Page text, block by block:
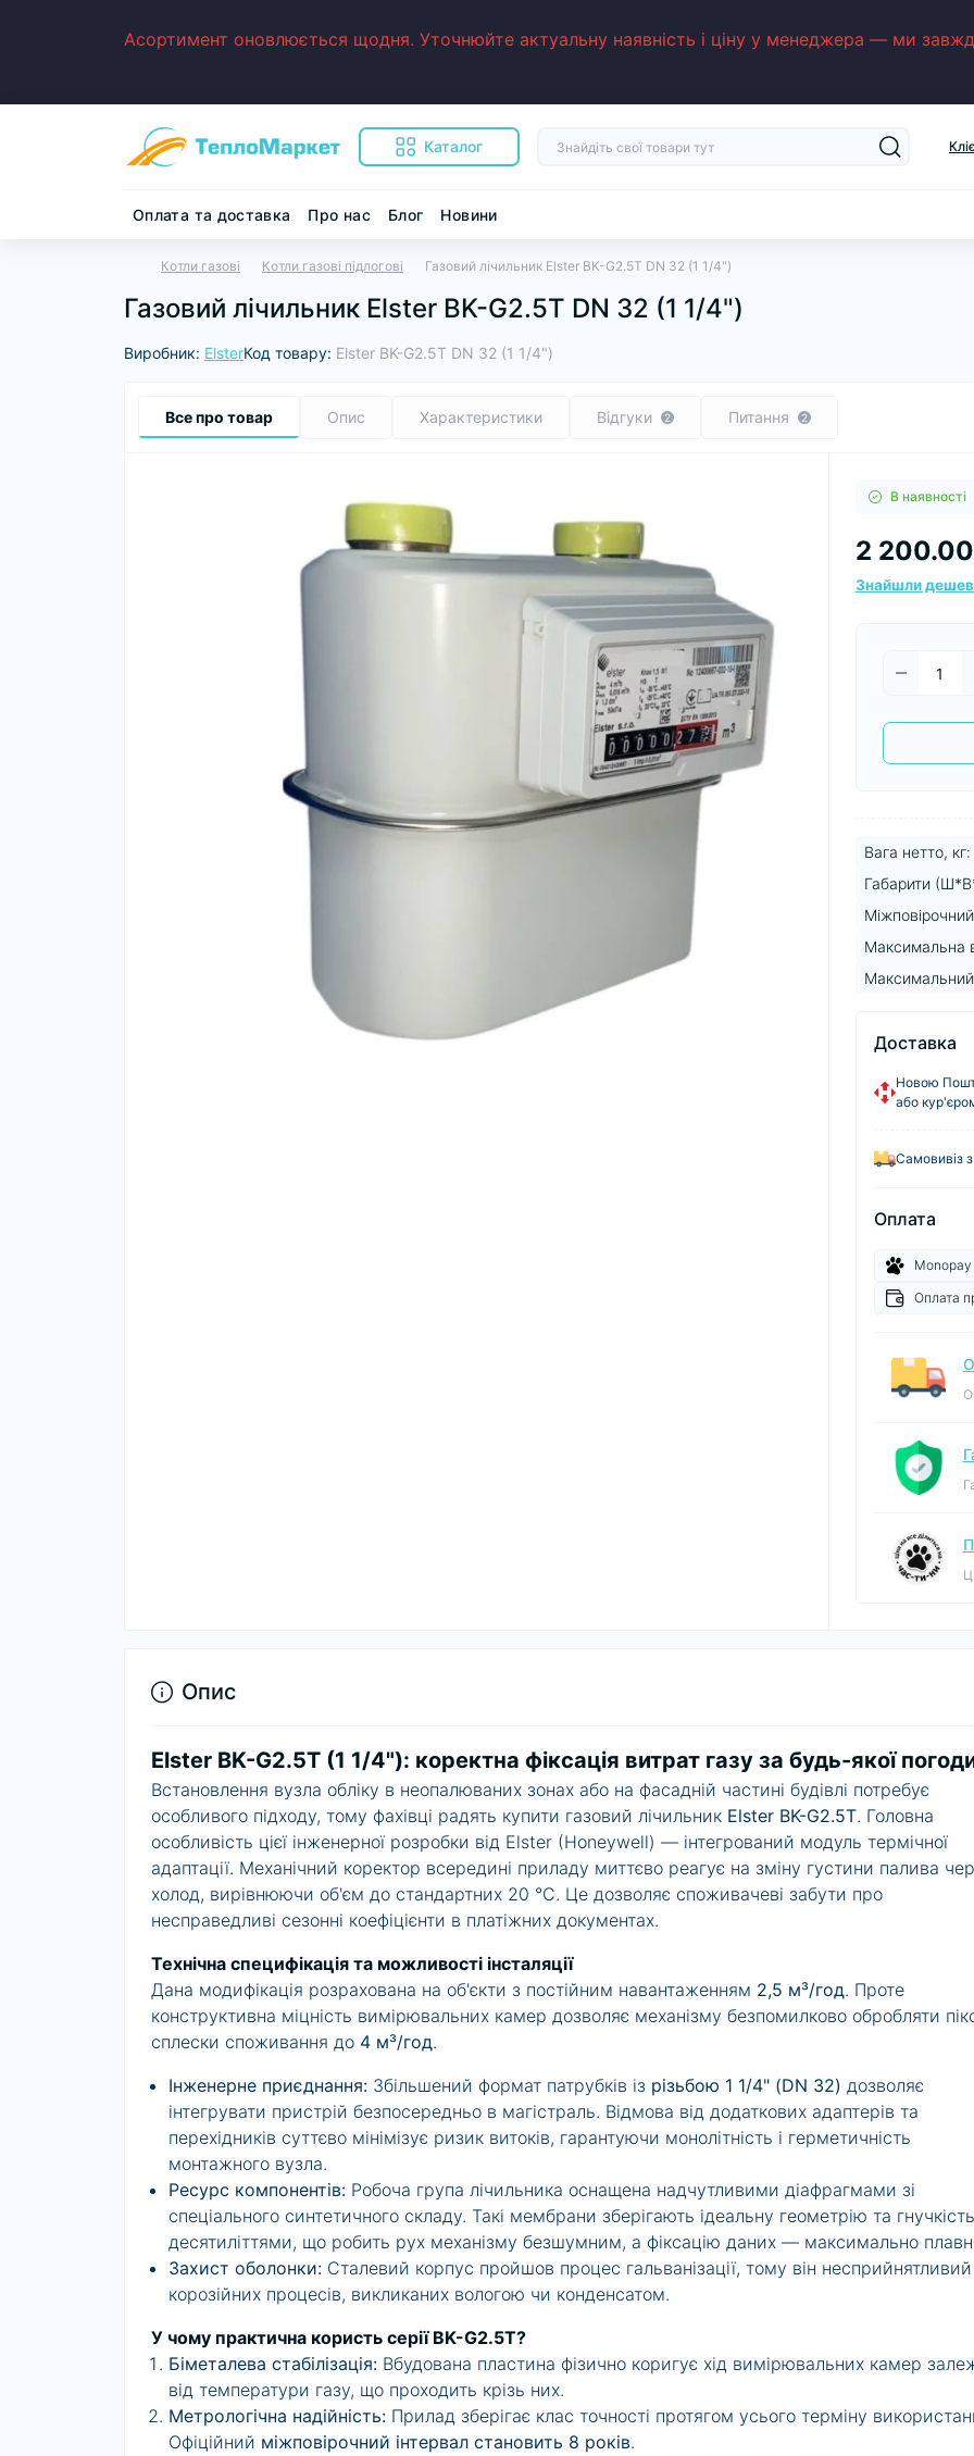
Асортимент оновлюється щодня. Уточнюйте актуальну наявність і ціну у менеджера — ми
Каталог
Оплата та доставка Про нас Блог Новини
Котли газові Котли газові підлогові Газовий лічильник Elster BK-G2.5T DN 32 (1 1/4")
Газовий лічильник Elster BK-G2.5T DN 32 (1 1/4")
Виробник: ElsterКод товару: Elster BK-G2.5T DN 32 (1 1/4")
Все про товар Опис Характеристики Відгуки 2 Питання 2
В наявності
2
Знайшли
Вага нетто, кг:
Габарити
Максимальна
Доставка
Новою
або
Самовивіз
Оплата
Monopay
Оплата
Опис
Elster BK-G2.5T (1 1/4"): коректна фіксація витрат газу за будь-якої
Встановлення вузла обліку в неопалюваних зонах або на фасадній частині будівлі потребує
особливого підходу, тому фахівці радять купити газовий лічильник Elster BK-G2.5T. Головна
особливість цієї інженерної розробки від Elster (Honeywell) — інтегрований модуль термічної
адаптації. Механічний коректор всередині приладу миттєво реагує на зміну густини палива
холод, вирівнюючи об'єм до стандартних 20 °C. Це дозволяє споживачеві забути про
несправедливі сезонні коефіцієнти в платіжних документах.
Технічна специфікація та можливості інсталяції
Дана модифікація розрахована на об'єкти з постійним навантаженням 2,5 м³/год. Проте
конструктивна міцність вимірювальних камер дозволяє механізму безпомилково обробляти
сплески споживання до 4 м³/год.
Інженерне приєднання: Збільшений формат патрубків із різьбою 1 1/4" (DN 32) дозволяє
інтегрувати пристрій безпосередньо в магістраль. Відмова від додаткових адаптерів та
перехідників суттєво мінімізує ризик витоків, гарантуючи монолітність і герметичність
монтажного вузла.
Ресурс компонентів: Робоча група лічильника оснащена надчутливими діафрагмами зі
спеціального синтетичного складу. Такі мембрани зберігають ідеальну геометрію та гнучкість
десятиліттями, що робить рух механізму безшумним, а фіксацію даних — максимально
Захист оболонки: Сталевий корпус пройшов процес гальванізації, тому він
корозійних процесів, викликаних вологою чи конденсатом.
У чому практична користь серії BK-G2.5T?
Біметалева стабілізація: Вбудована пластина фізично коригує хід вимірювальних камер
від температури газу, що проходить крізь них.
Метрологічна надійність: Прилад зберігає клас точності протягом усього терміну
Офіційний міжповірочний інтервал становить 8 років.